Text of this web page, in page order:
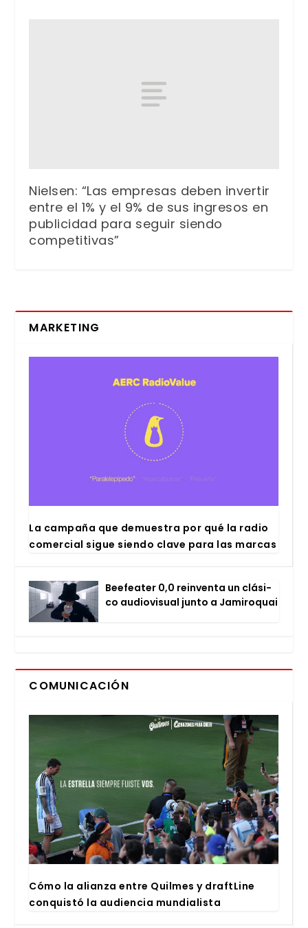
Nielsen: “Las empresas deben invertir
entre el 1% y el 9% de sus ingresos en
publicidad para seguir siendo
competitivas”
MARKETING
La cam­pa­ña que demues­tra por qué la radio
comer­cial sigue sien­do cla­ve para las mar­cas
Bee­fea­ter 0,0 rein­ven­ta un clá­si­
co audio­vi­sual jun­to a Jami­ro­quai
COMUNICACIÓN
Cómo la alian­za entre Quil­mes y draftLi­ne
con­quis­tó la audien­cia mun­dia­lis­ta